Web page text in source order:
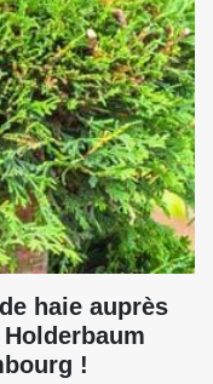
haie auprès
!